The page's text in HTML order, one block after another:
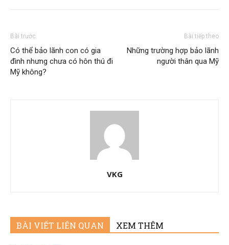
Bài trước
Có thể bảo lãnh con có gia
đình nhưng chưa có hôn thú đi
Mỹ không?
Bài tiếp theo
Những trường hợp bảo lãnh
người thân qua Mỹ
VKG
BÀI VIẾT LIÊN QUAN XEM THÊM